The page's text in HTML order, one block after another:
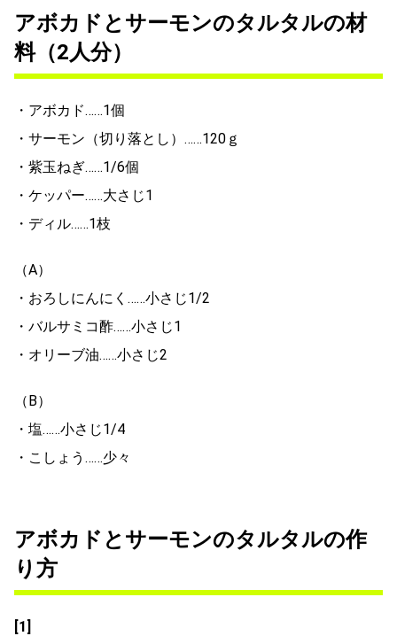
アボカドとサーモンのタルタルの材
料（2人分）
・アボカド……1個
・サーモン（切り落とし）……120ｇ
・紫玉ねぎ……1/6個
・ケッパー……大さじ1
・ディル……1枝
（A）
・おろしにんにく……小さじ1/2
・バルサミコ酢……小さじ1
・オリーブ油……小さじ2
（B）
・塩……小さじ1/4
・こしょう……少々
アボカドとサーモンのタルタルの作
り方
[1]